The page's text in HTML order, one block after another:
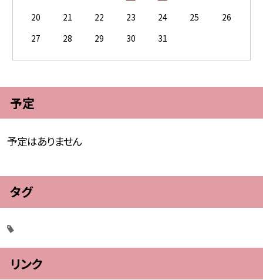
20
21 22 23 24 25
26
27
28 29 30 31
予定
予定はありません
タグ
リンク